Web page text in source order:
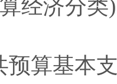
经济分类)
预算基本